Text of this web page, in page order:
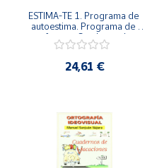
ESTIMA-TE 1. Programa de
autoestima. Programa de
refuerzo. Cuaderno de
recuperación y refuerzo de
24,61 €